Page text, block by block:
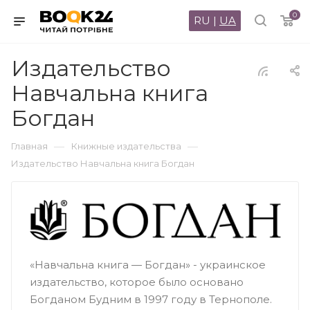
0
RU | UA
Издательство
Навчальна книга
Богдан
Главная — Книжные издательства —
Издательство Навчальна книга Богдан
«Навчальна книга — Богдан» - украинское
издательство, которое было основано
Богданом Будним в 1997 году в Тернополе.